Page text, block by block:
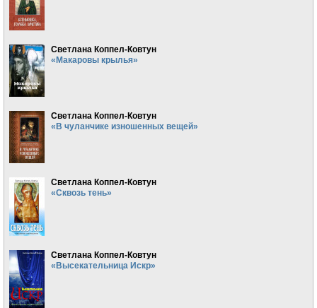
Светлана Коппел-Ковтун
«Макаровы крылья»
Светлана Коппел-Ковтун
«В чуланчике изношенных вещей»
Светлана Коппел-Ковтун
«Сквозь тень»
Светлана Коппел-Ковтун
«Высекательница Искр»